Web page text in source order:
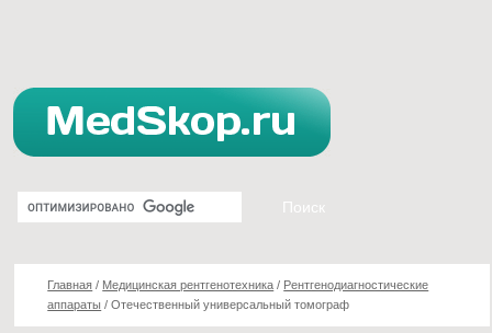
Главная / Медицинская рентгенотехника / Рентгенодиагностические
аппараты /Отечественный универсальный томограф